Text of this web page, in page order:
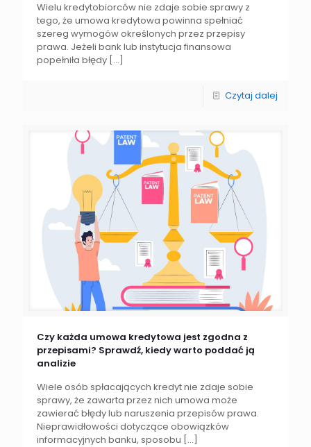
Wielu kredytobiorców nie zdaje sobie sprawy z
tego, że umowa kredytowa powinna spełniać
szereg wymogów określonych przez przepisy
prawa. Jeżeli bank lub instytucja finansowa
popełniła błędy […]
Czytaj dalej
Czy każda umowa kredytowa jest zgodna z
przepisami? Sprawdź, kiedy warto poddać ją
analizie
Wiele osób spłacających kredyt nie zdaje sobie
sprawy, że zawarta przez nich umowa może
zawierać błędy lub naruszenia przepisów prawa.
Nieprawidłowości dotyczące obowiązków
informacyjnych banku, sposobu […]